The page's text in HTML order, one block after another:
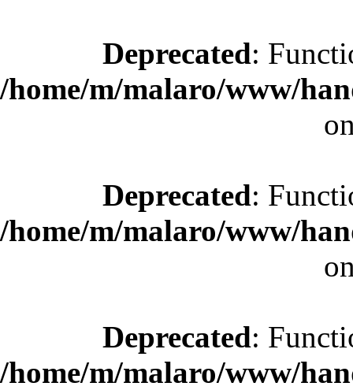
Deprecated:
/home/m/malaro/www/
Deprecated:
/home/m/malaro/www/
Deprecated:
/home/m/malaro/www/